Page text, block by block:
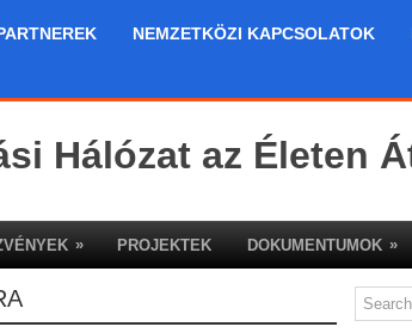
NEMZETKÖZI KAPCSOLATOK
Hálózat az Életen
» PROJEKTEK DOKUMENTUMOK »